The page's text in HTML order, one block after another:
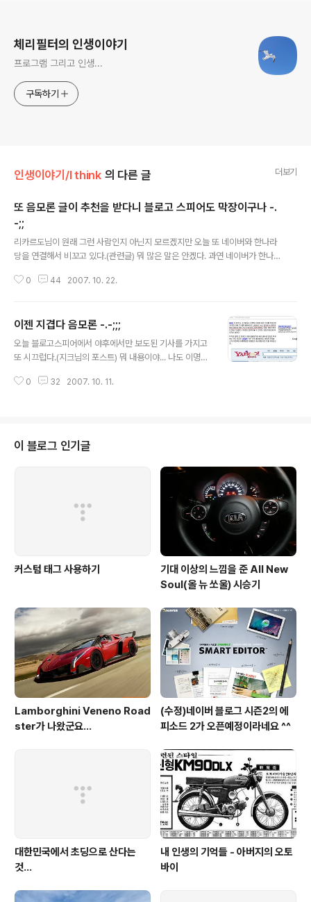
체리필터의 인생이야기
프로그램 그리고 인생...
구독하기
인생이야기/I think 의 다른 글 더보기
또 음모론 글이 추천을 받다니 블로고 스피어도 막장이구나 -.
-;;
리카르도님이 원래 그런 사람인지 아닌지 모르겠지만 오늘 또 네이버와 한나라
당을 연결해서 비꼬고 있다.(관련글) 뭐 많은 말은 안겠다. 과연 네이버가 한나
보기 바란다. 다만 말도 안되는 음모론에 군중심리가 동해서 '우...' 하고 몰려 다
: http://news.naver.com/news/list.php?mode=LOD&office_id=157
&view=1 민주노동당 : http://news.naver.com/news/list.php?mode=
L..
0 44 2007. 10. 22.
이젠 지겹다 음모론 -.-;;;
오늘 블로고스피어에서 야후에서만 보도된 기사를 가지고
또 시끄럽다.(지크님의 포스트) 뭐 내용이야... 나도 이명박
묘한 뉘앙스를 풍기고 있다. 네이버가 또 뉴스를 맘대로 편
살펴보면 그런거 같지는 않다. 야후에서 해당 기사를 검색
하면 아래와 같은 기사가 나온다. - 직접보기 제목 아래를
보면 뷰스앤뉴스에서 제공한 기사다. 그리고 야후뉴스의
다. 하지만 네이버의 경우는 어떠할까? 네이버 뉴스의 cp
는 여기서 확인할 수 있다. 캡쳐 ..
0 32 2007. 10. 11.
이 블로그 인기글
커스텀 태그 사용하기
기대 이상의 느낌을 준 All New
Soul(올 뉴 쏘울) 시승기
Lamborghini Veneno Road
ster가 나왔군요...
(수정)네이버 블로그 시즌2의 에
피소드 2가 오픈예정이라네요 ^^
대한민국에서 초딩으로 산다는
것...
내 인생의 기억들 - 아버지의 오토
바이